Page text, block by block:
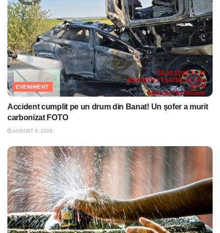
EVENIMENT
Accident cumplit pe un drum din Banat! Un şofer a murit
carbonizat FOTO
AUGUST 8, 2026